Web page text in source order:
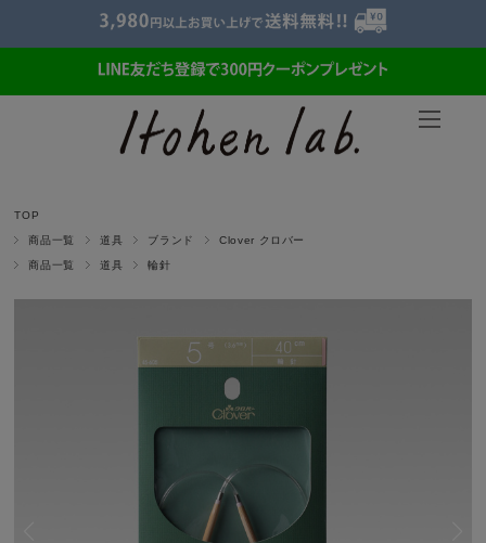
TOP
商品一覧 道具 ブランド Clover クロバー
商品一覧 道具 輪針